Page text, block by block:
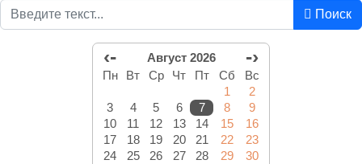
Поиск
‹- Август 2026 -›
Пн Вт Ср Чт Пт Сб
Вс
1
2
3
4 5 6 7 8
9
10
11 12 13 14 15
16
17
18 19 20 21 22
23
24
25 26 27 28 29
30